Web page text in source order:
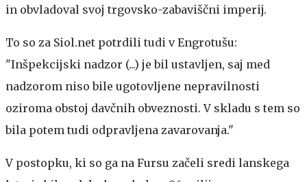
in obvladoval svoj trgovsko-zabaviščni imperij.
To so za Siol.net potrdili tudi v Engrotušu:
"Inšpekcijski nadzor (...) je bil ustavljen, saj med
nadzorom niso bile ugotovljene nepravilnosti
oziroma obstoj davčnih obveznosti. V skladu s tem so
bila potem tudi odpravljena zavarovanja."
V postopku, ki so ga na Fursu začeli sredi lanskega